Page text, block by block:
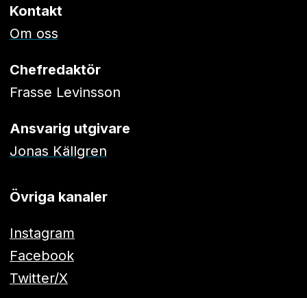
Kontakt
Om oss
Chefredaktör
Frasse Levinsson
Ansvarig utgivare
Jonas Källgren
Övriga kanaler
Instagram
Facebook
Twitter/X